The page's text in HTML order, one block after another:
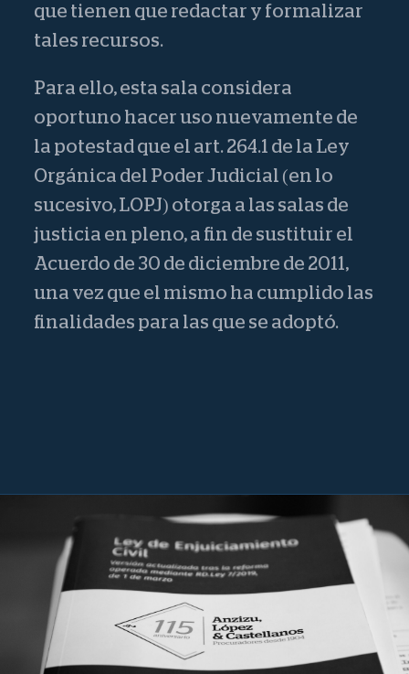
que tienen que redactar y formalizar
tales recursos.
Para ello, esta sala considera
oportuno hacer uso nuevamente de
la potestad que el art. 264.1 de la Ley
Orgánica del Poder Judicial (en lo
sucesivo, LOPJ) otorga a las salas de
justicia en pleno, a fin de sustituir el
Acuerdo de 30 de diciembre de 2011,
una vez que el mismo ha cumplido las
finalidades para las que se adoptó.